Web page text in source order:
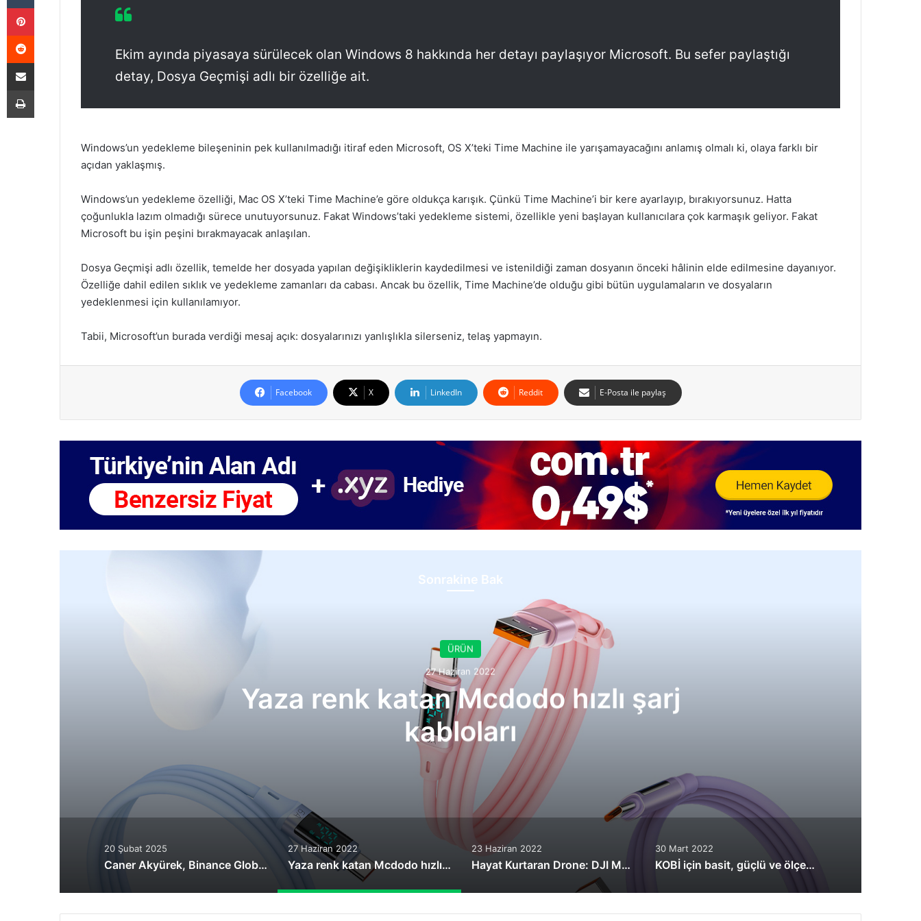
Ekim ayında piyasaya sürülecek olan Windows 8 hakkında her detayı paylaşıyor Microsoft. Bu sefer paylaştığı
detay, Dosya Geçmişi adlı bir özelliğe ait.
Windows’un yedekleme bileşeninin pek kullanılmadığı itiraf eden Microsoft, OS X’teki Time Machine ile yarışamayacağını anlamış olmalı ki, olaya farklı bir
açıdan yaklaşmış.
Windows’un yedekleme özelliği, Mac OS X’teki Time Machine’e göre oldukça karışık. Çünkü Time Machine’i bir kere ayarlayıp, bırakıyorsunuz. Hatta
çoğunlukla lazım olmadığı sürece unutuyorsunuz. Fakat Windows’taki yedekleme sistemi, özellikle yeni başlayan kullanıcılara çok karmaşık geliyor. Fakat
Microsoft bu işin peşini bırakmayacak anlaşılan.
Dosya Geçmişi adlı özellik, temelde her dosyada yapılan değişikliklerin kaydedilmesi ve istenildiği zaman dosyanın önceki hâlinin elde edilmesine dayanıyor.
Özelliğe dahil edilen sıklık ve yedekleme zamanları da cabası. Ancak bu özellik, Time Machine’de olduğu gibi bütün uygulamaların ve dosyaların
yedeklenmesi için kullanılamıyor.
Tabii, Microsoft’un burada verdiği mesaj açık: dosyalarınızı yanlışlıkla silerseniz, telaş yapmayın.
Facebook X LinkedIn Reddit E-Posta ile paylaş
Sonrakine Bak
ÜRÜN
27 Haziran 2022
Yaza renk katan Mcdodo hızlı şarj
kabloları
20 Şubat 2025
Caner Akyürek, Binance Global Özel İnceleme Birimi Uzmanı Olarak Atandı
27 Haziran 2022
Yaza renk katan Mcdodo hızlı şarj kabloları
23 Haziran 2022
Hayat Kurtaran Drone: DJI Matrice 30
30 Mart 2022
KOBİ için basit, güçlü ve ölçeklenebilir depolama çözümü: Dell PowerVault ME5
Pinterest
Reddit
E-Posta ile paylaş